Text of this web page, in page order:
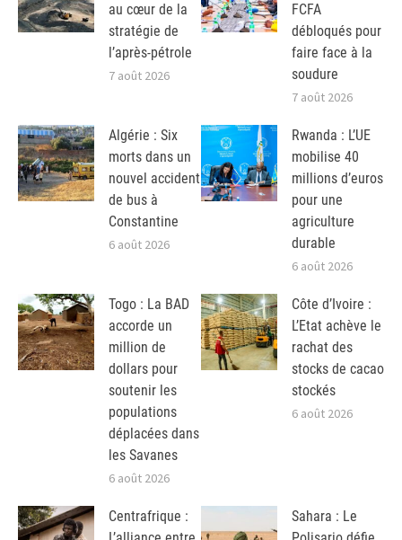
au cœur de la
stratégie de
l’après-pétrole
7 août 2026
FCFA
débloqués pour
faire face à la
soudure
7 août 2026
Algérie : Six
morts dans un
nouvel accident
de bus à
Constantine
6 août 2026
Rwanda : L’UE
mobilise 40
millions d’euros
pour une
agriculture
durable
6 août 2026
Togo : La BAD
accorde un
million de
dollars pour
soutenir les
populations
déplacées dans
les Savanes
6 août 2026
Côte d’Ivoire :
L’Etat achève le
rachat des
stocks de cacao
stockés
6 août 2026
Centrafrique :
Sahara : Le